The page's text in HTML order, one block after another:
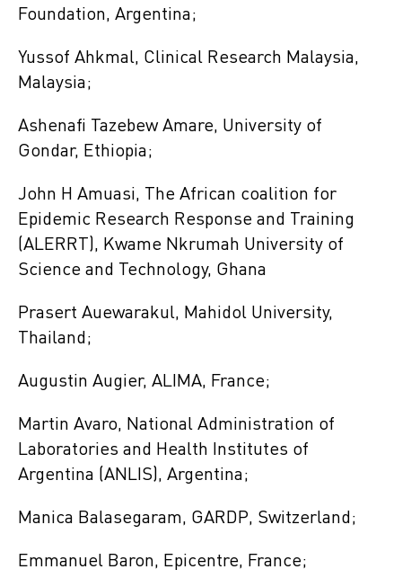
Foundation, Argentina;
Yussof Ahkmal, Clinical Research Malaysia,
Malaysia;
Ashenafi Tazebew Amare, University of
Gondar, Ethiopia;
John H Amuasi, The African coalition for
Epidemic Research Response and Training
(ALERRT), Kwame Nkrumah University of
Science and Technology, Ghana
Prasert Auewarakul, Mahidol University,
Thailand;
Augustin Augier, ALIMA, France;
Martin Avaro, National Administration of
Laboratories and Health Institutes of
Argentina (ANLIS), Argentina;
Manica Balasegaram, GARDP, Switzerland;
Emmanuel Baron, Epicentre, France;